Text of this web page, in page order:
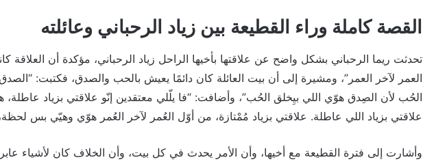
القصة كاملة وراء القطيعة بين زياد الرحباني وعائلته
تحدثت ريما الرحباني بشكل واضح عن علاقتها بأخيها الراحل زياد الرحباني، مؤكدة أن العلاقة
العمر لآخر العمر”، ومشيرة إلى أن بيت العائلة كان دائمًا يعيش بالحب والصدق، فكتبت:
الحُب لأن الصِدق هوّي اللي بيِخلق الحُب”، وأضافت: “فا يلّلي معتقدين إنّو علاقتي بزياد
علاقتي بزياد اللي عاطلة. علاقتي بزياد مُمْتازة، من أوّل العُمر لآخر العُمر هوّي وهيّي بس
وأشارت إلى فترة القطيعة مع أخيها، وأن الأمر يحدث في كل بيت، وأن الخلاف كان لأشياء